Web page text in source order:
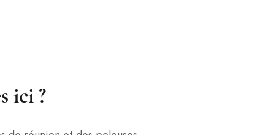
ici ?